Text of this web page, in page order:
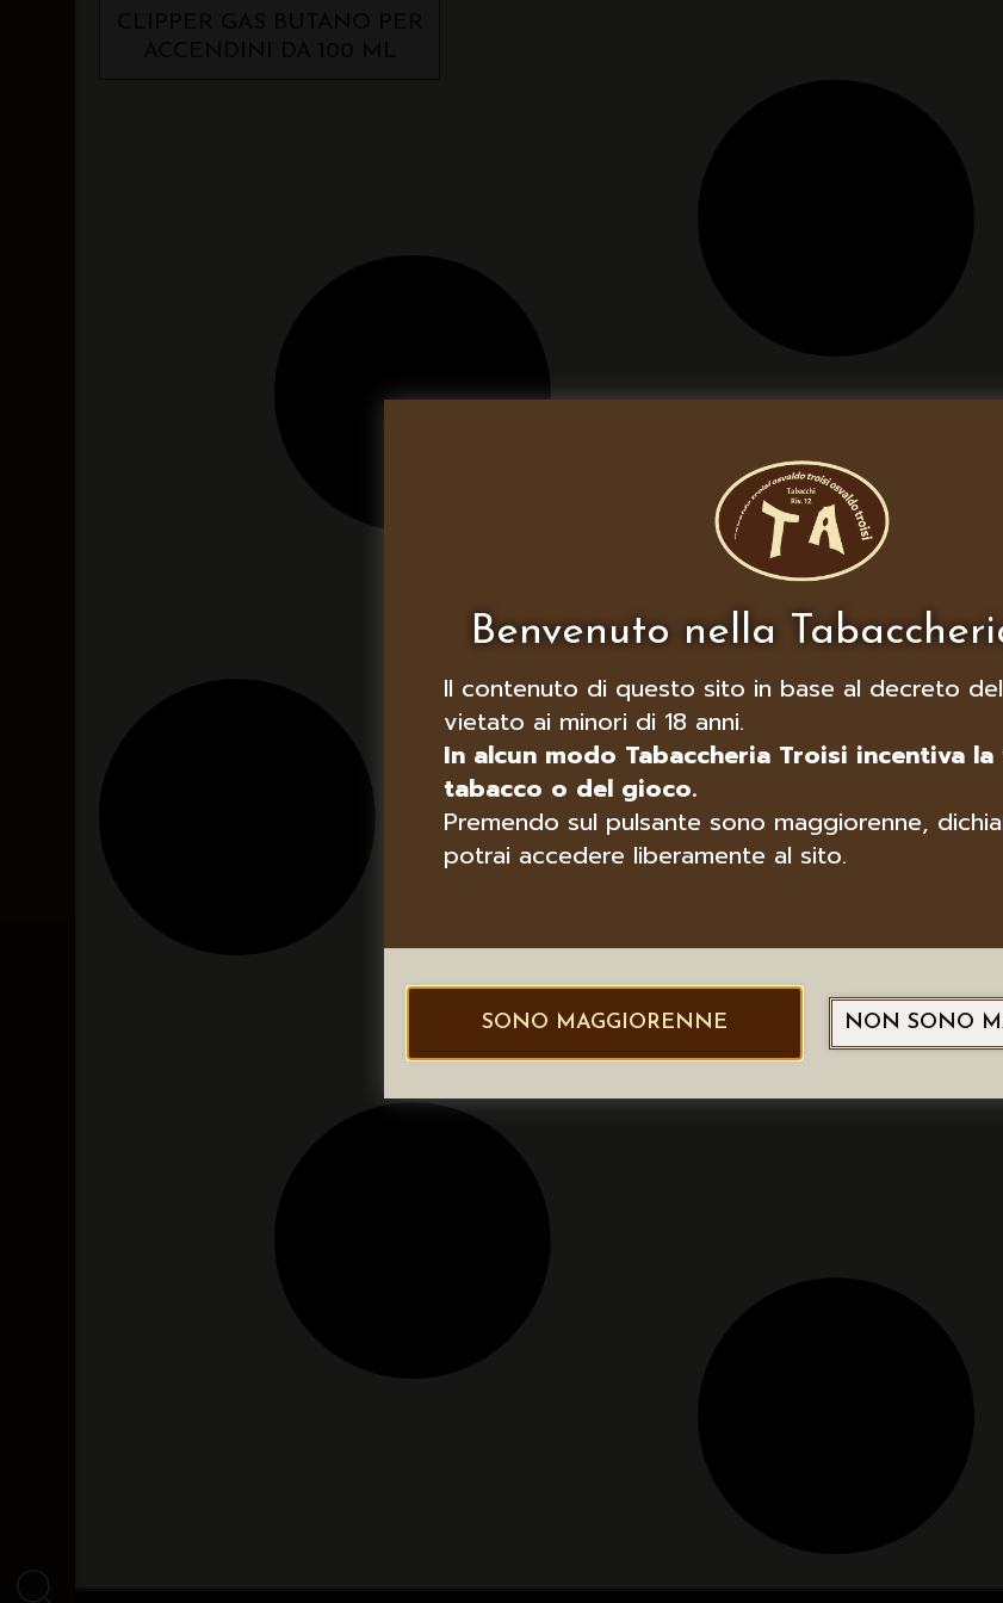
Benvenuto nella
Il contenuto di questo sito in base al decreto
vietato ai minori di 18 anni.
In alcun modo Tabaccheria Troisi incentiva
tabacco o del gioco.
Premendo sul pulsante sono maggiorenne,
potrai accedere liberamente al sito.
SONO MAGGIORENNE NON SONO